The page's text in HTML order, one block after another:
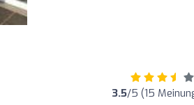
3.5/5 (15